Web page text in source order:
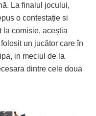
La finalul jocului,
o contestație si
la comisie, aceștia
un jucător care în
in meciul de la
dintre cele doua